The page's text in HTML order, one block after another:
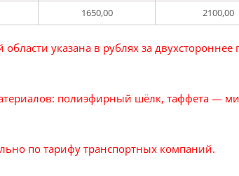
1650,00 2100,00
указана в рублях за
полиэфирный шёлк, таффета —
по тарифу транспортных компаний.